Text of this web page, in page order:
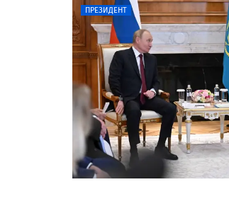
ПРЕЗИДЕНТ